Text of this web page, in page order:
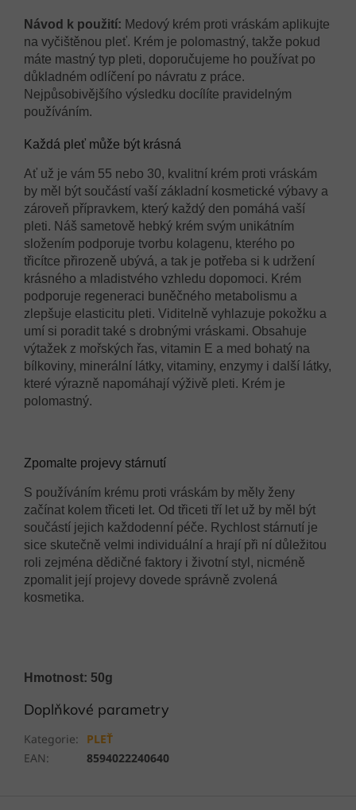
Návod k použití: Medový krém proti vráskám aplikujte
na vyčištěnou pleť. Krém je polomastný, takže pokud
máte mastný typ pleti, doporučujeme ho používat po
důkladném odlíčení po návratu z práce.
Nejpůsobivějšího výsledku docílíte pravidelným
používáním.
Každá pleť může být krásná
Ať už je vám 55 nebo 30, kvalitní krém proti vráskám
by měl být součástí vaší základní kosmetické výbavy a
zároveň přípravkem, který každý den pomáhá vaší
pleti. Náš sametově hebký krém svým unikátním
složením podporuje tvorbu kolagenu, kterého po
třicítce přirozeně ubývá, a tak je potřeba si k udržení
krásného a mladistvého vzhledu dopomoci. Krém
podporuje regeneraci buněčného metabolismu a
zlepšuje elasticitu pleti. Viditelně vyhlazuje pokožku a
umí si poradit také s drobnými vráskami. Obsahuje
výtažek z mořských řas, vitamin E a med bohatý na
bílkoviny, minerální látky, vitaminy, enzymy i další látky,
které výrazně napomáhají výživě pleti. Krém je
polomastný.
Zpomalte projevy stárnutí
S používáním krému proti vráskám by měly ženy
začínat kolem třiceti let. Od třiceti tří let už by měl být
součástí jejich každodenní péče. Rychlost stárnutí je
sice skutečně velmi individuální a hrají při ní důležitou
roli zejména dědičné faktory i životní styl, nicméně
zpomalit její projevy dovede správně zvolená
kosmetika.
Hmotnost: 50g
Doplňkové parametry
Kategorie:
PLEŤ
EAN: 8594022240640